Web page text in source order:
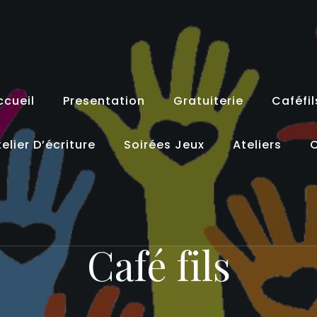
Presentation Gratuiterie
D’écriture Soirées Jeux Ateliers
Café fils